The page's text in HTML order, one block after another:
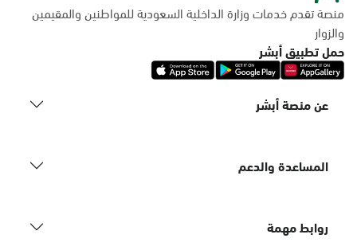
منصة تقدم خدمات وزارة الداخلية السعودية للمواطنين والمقيمين
والزوار
حمل تطبيق أبشر
عن منصة أبشر
المساعدة والدعم
روابط مهمة